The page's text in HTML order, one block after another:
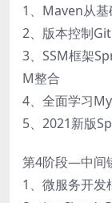
1、Maven从
2、版本控制Git
3、SSM框架
M整合
4、全面学习
5、2021新版
第4阶段—中间
1、微服务开发